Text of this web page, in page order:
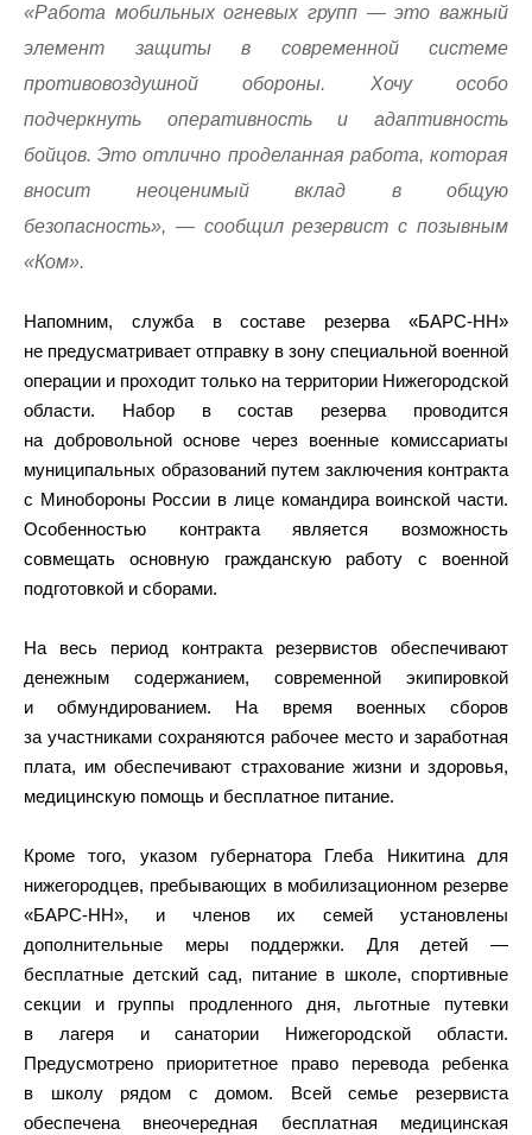
«Работа мобильных огневых групп — это важный
элемент защиты в современной системе
противовоздушной обороны. Хочу особо
подчеркнуть оперативность и адаптивность
бойцов. Это отлично проделанная работа, которая
вносит неоценимый вклад в общую
безопасность», — сообщил резервист с позывным
«Ком».
Напомним, служба в составе резерва «БАРС-НН»
не предусматривает отправку в зону специальной военной
операции и проходит только на территории Нижегородской
области. Набор в состав резерва проводится
на добровольной основе через военные комиссариаты
муниципальных образований путем заключения контракта
с Минобороны России в лице командира воинской части.
Особенностью контракта является возможность
совмещать основную гражданскую работу с военной
подготовкой и сборами.
На весь период контракта резервистов обеспечивают
денежным содержанием, современной экипировкой
и обмундированием. На время военных сборов
за участниками сохраняются рабочее место и заработная
плата, им обеспечивают страхование жизни и здоровья,
медицинскую помощь и бесплатное питание.
Кроме того, указом губернатора Глеба Никитина для
нижегородцев, пребывающих в мобилизационном резерве
«БАРС-НН», и членов их семей установлены
дополнительные меры поддержки. Для детей —
бесплатные детский сад, питание в школе, спортивные
секции и группы продленного дня, льготные путевки
в лагеря и санатории Нижегородской области.
Предусмотрено приоритетное право перевода ребенка
в школу рядом с домом. Всей семье резервиста
обеспечена внеочередная бесплатная медицинская